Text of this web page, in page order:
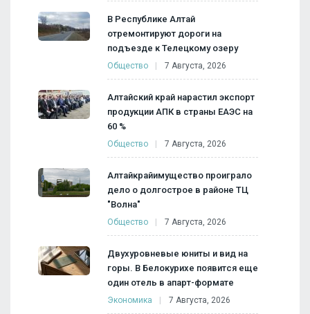
В Республике Алтай
отремонтируют дороги на
подъезде к Телецкому озеру
Общество 7 Августа, 2026
Алтайский край нарастил экспорт
продукции АПК в страны ЕАЭС на
60 %
Общество 7 Августа, 2026
Алтайкрайимущество проиграло
дело о долгострое в районе ТЦ
"Волна"
Общество 7 Августа, 2026
Двухуровневые юниты и вид на
горы. В Белокурихе появится еще
один отель в апарт-формате
Экономика 7 Августа, 2026